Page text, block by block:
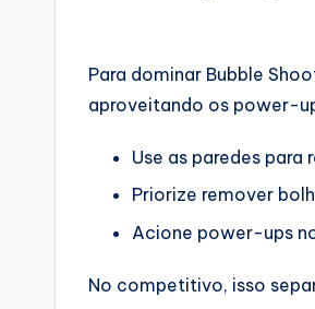
Para dominar Bubble
aproveitando os power-
Use as paredes
Priorize remover
Acione power-ups
No competitivo, isso